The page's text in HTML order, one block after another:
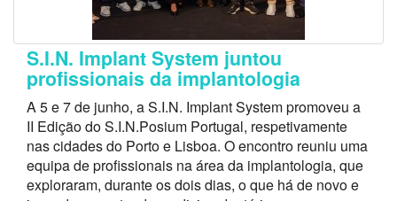
S.I.N. Implant System juntou
profissionais da implantologia
A 5 e 7 de junho, a S.I.N. Implant System promoveu a
II Edição do S.I.N.Posium Portugal, respetivamente
nas cidades do Porto e Lisboa. O encontro reuniu uma
equipa de profissionais na área da implantologia, que
exploraram, durante os dois dias, o que há de novo e